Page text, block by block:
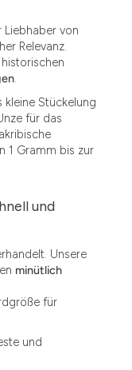
Liebhaber von
Relevanz.
.
kleine Stückelung
für das
1 Gramm bis zur
und
Unsere
minütlich
für
und